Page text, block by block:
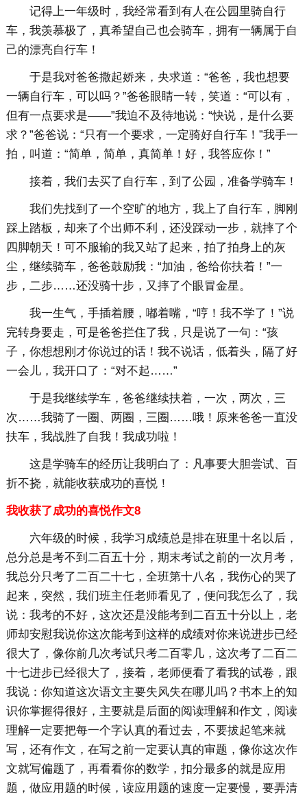
记得上一年级时，我经常看到有人在公园里骑自行
车，我羡慕极了，真希望自己也会骑车，拥有一辆属于自
己的漂亮自行车！
于是我对爸爸撒起娇来，央求道：“爸爸，我也想要
一辆自行车，可以吗？”爸爸眼睛一转，笑道：“可以有，
但有一点要求是——”我迫不及待地说：“快说，是什么要
求？”爸爸说：“只有一个要求，一定骑好自行车！”我手一
拍，叫道：“简单，简单，真简单！好，我答应你！”
接着，我们去买了自行车，到了公园，准备学骑车！
我们先找到了一个空旷的地方，我上了自行车，脚刚
踩上踏板，却来了个出师不利，还没踩动一步，就摔了个
四脚朝天！可不服输的我又站了起来，拍了拍身上的灰
尘，继续骑车，爸爸鼓励我：“加油，爸给你扶着！”一
步，二步……还没骑十步，又摔了个眼冒金星。
我一生气，手插着腰，嘟着嘴，“哼！我不学了！”说
完转身要走，可是爸爸拦住了我，只是说了一句：“孩
子，你想想刚才你说过的话！我不说话，低着头，隔了好
一会儿，我开口了：“对不起……”
于是我继续学车，爸爸继续扶着，一次，两次，三
次……我骑了一圈、两圈，三圈……哦！原来爸爸一直没
扶车，我战胜了自我！我成功啦！
这是学骑车的经历让我明白了：凡事要大胆尝试、百
折不挠，就能收获成功的喜悦！
我收获了成功的喜悦作文8
六年级的时候，我学习成绩总是排在班里十名以后，
总分总是考不到二百五十分，期末考试之前的一次月考，
我总分只考了二百二十七，全班第十八名，我伤心的哭了
起来，突然，我们班主任老师看见了，便问我怎么了，我
说：我考的不好，这次还是没能考到二百五十分以上，老
师却安慰我说你这次能考到这样的成绩对你来说进步已经
很大了，像你前几次考试只考二百零几，这次考了二百二
十七进步已经很大了，接着，老师便看了看我的试卷，跟
我说：你知道这次语文主要失风失在哪儿吗？书本上的知
识你掌握得很好，主要就是后面的阅读理解和作文，阅读
理解一定要把每一个字认真的看过去，不要拔起笔来就
写，还有作文，在写之前一定要认真的审题，像你这次作
文就写偏题了，再看看你的数学，扣分最多的就是应用
题，做应用题的时候，读应用题的速度一定要慢，要弄清